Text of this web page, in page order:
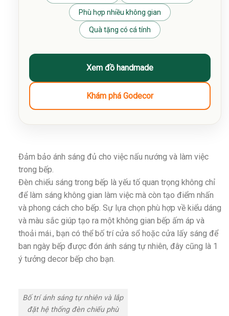
Phù hợp nhiều không gian
Quà tặng có cá tính
Xem đồ handmade
Khám phá Godecor
Đảm bảo ánh sáng đủ cho việc nấu nướng và làm việc
trong bếp.
Đèn chiếu sáng trong bếp là yếu tố quan trọng không chỉ
để làm sáng không gian làm việc mà còn tạo điểm nhấn
và phong cách cho bếp. Sự lựa chọn phù hợp về kiểu dáng
và màu sắc giúp tạo ra một không gian bếp ấm áp và
thoải mái., bạn có thể bố trí cửa sổ hoặc cửa lấy sáng để
ban ngày bếp được đón ánh sáng tự nhiên, đây cũng là 1
ý tưởng decor bếp cho bạn.
Bố trí ánh sáng tự nhiên và lắp
đặt hệ thống đèn chiếu phù